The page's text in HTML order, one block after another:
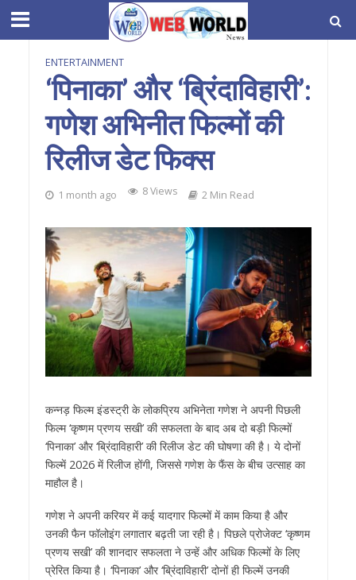
ENTERTAINMENT
‘पिनाका’ और ‘ब्रिंदाविहारी’:
गणेश अभिनीत फिल्मों की
रिलीज डेट फिक्स
1 month ago 8 Views 2 Min Read
कन्नड़ फिल्म इंडस्ट्री के लोकप्रिय अभिनेता गणेश ने अपनी पिछली
फिल्म ‘कृष्णम प्रणय सखी’ की सफलता के बाद अब दो बड़ी फिल्मों
‘पिनाका’ और ‘ब्रिंदाविहारी’ की रिलीज डेट की घोषणा की है। ये दोनों
फिल्में 2026 में रिलीज होंगी, जिससे गणेश के फैंस के बीच उत्साह का
माहौल है।
गणेश ने अपनी करियर में कई यादगार फिल्मों में काम किया है और
उनकी फैन फॉलोइंग लगातार बढ़ती जा रही है। पिछले प्रोजेक्ट ‘कृष्णम
प्रणय सखी’ की शानदार सफलता ने उन्हें और अधिक फिल्मों के लिए
प्रेरित किया है। ‘पिनाका’ और ‘ब्रिंदाविहारी’ दोनों ही फिल्में उनकी